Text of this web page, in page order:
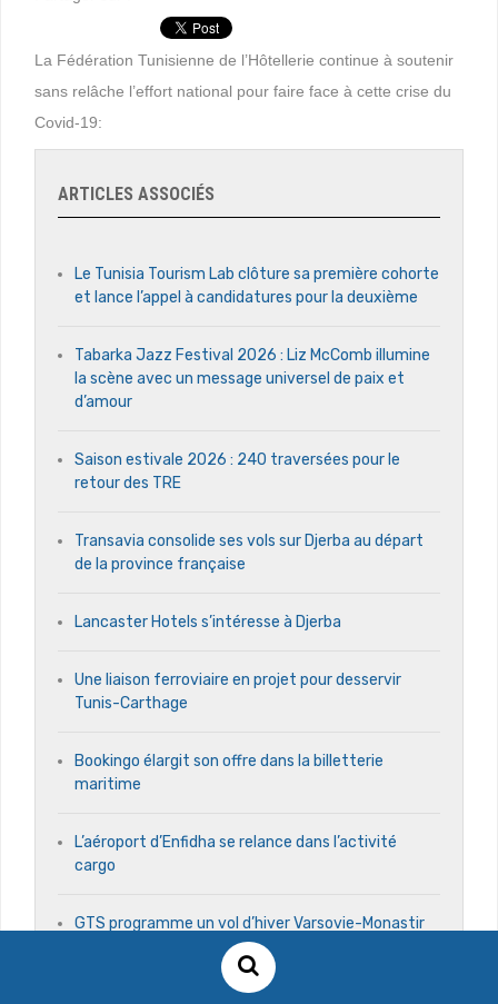
La Fédération Tunisienne de l’Hôtellerie continue à soutenir
sans relâche l’effort national pour faire face à cette crise du
Covid-19:
ARTICLES ASSOCIÉS
Le Tunisia Tourism Lab clôture sa première cohorte
et lance l’appel à candidatures pour la deuxième
Tabarka Jazz Festival 2026 : Liz McComb illumine
la scène avec un message universel de paix et
d’amour
Saison estivale 2026 : 240 traversées pour le
retour des TRE
Transavia consolide ses vols sur Djerba au départ
de la province française
Lancaster Hotels s’intéresse à Djerba
Une liaison ferroviaire en projet pour desservir
Tunis-Carthage
Bookingo élargit son offre dans la billetterie
maritime
L’aéroport d’Enfidha se relance dans l’activité
cargo
GTS programme un vol d’hiver Varsovie-Monastir
Nouvelair: ses projets vols de l’été 2026